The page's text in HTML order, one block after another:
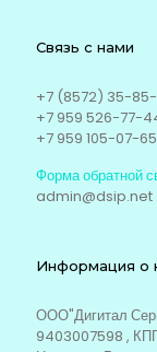
Связь с нами
+7 (8572) 35-
+7 959 526-77-
+7 959 105-07-65
Форма обратной
admin@dsip.net
Информация о
ООО"Дигитал
9403007598 ,